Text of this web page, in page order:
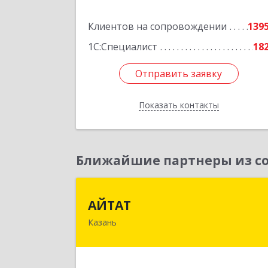
Клиентов на сопровождении
1С:Специалист
Отправить заявку
Показать контакты
Отправить заявку
Назад
Ближайшие партнеры из
АЙТАТ
Казань420097, Татарстан Респ, г.о. город